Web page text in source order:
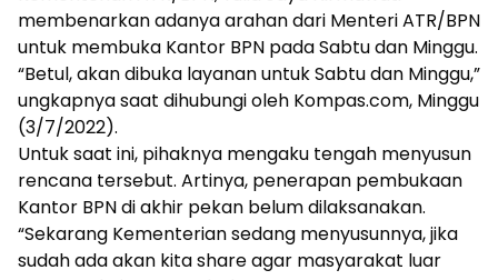
membenarkan adanya arahan dari Menteri ATR/BPN
untuk membuka Kantor BPN pada Sabtu dan Minggu.
“Betul, akan dibuka layanan untuk Sabtu dan Minggu,”
ungkapnya saat dihubungi oleh Kompas.com, Minggu
(3/7/2022).
Untuk saat ini, pihaknya mengaku tengah menyusun
rencana tersebut. Artinya, penerapan pembukaan
Kantor BPN di akhir pekan belum dilaksanakan.
“Sekarang Kementerian sedang menyusunnya, jika
sudah ada akan kita share agar masyarakat luar